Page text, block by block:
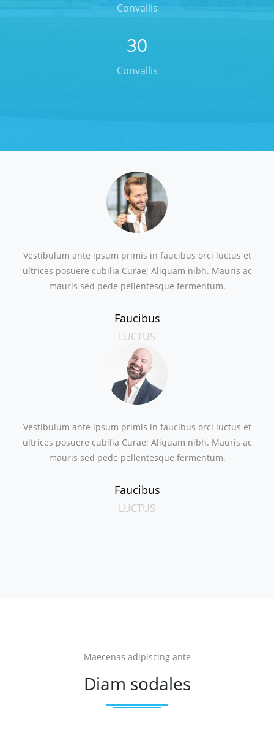
Convallis
30
Convallis
Vestibulum ante ipsum primis in faucibus orci luctus et
ultrices posuere cubilia Curae; Aliquam nibh. Mauris ac
mauris sed pede pellentesque fermentum.
Faucibus
LUCTUS
Vestibulum ante ipsum primis in faucibus orci luctus et
ultrices posuere cubilia Curae; Aliquam nibh. Mauris ac
mauris sed pede pellentesque fermentum.
Faucibus
LUCTUS
Maecenas adipiscing ante
Diam sodales